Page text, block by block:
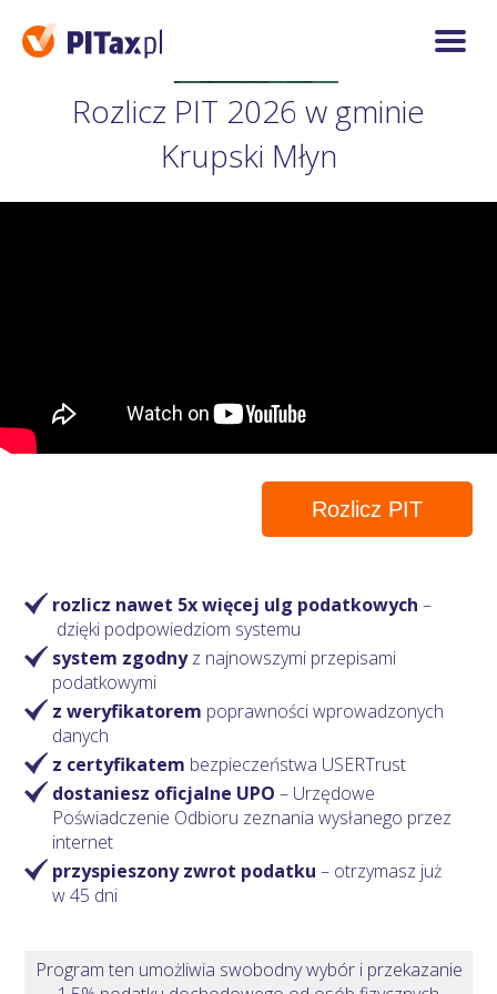
Rozlicz PIT 2026 w gminie
Krupski Młyn
Rozlicz PIT
rozlicz nawet 5x więcej ulg podatkowych–
dzięki podpowiedziom systemu
system zgodnyz najnowszymi przepisami
podatkowymi
z weryfikatorem poprawności wprowadzonych
danych
z certyfikatem bezpieczeństwa USERTrust
dostaniesz oficjalne UPO – Urzędowe
Poświadczenie Odbioru zeznania wysłanego przez
internet
przyspieszony zwrot podatku – otrzymasz już
w 45 dni
Program ten umożliwia swobodny wybór i przekazanie